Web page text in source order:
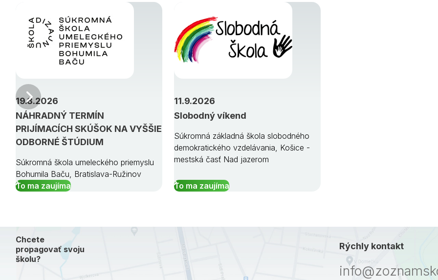
NÁHRADNÝ TERMÍN
PRIJÍMACÍCH SKÚŠOK NA VYŠŠIE
ODBORNÉ ŠTÚDIUM
19.8.2026
Súkromná škola umeleckého priemyslu
Bohumila Baču, Bratislava-Ružinov
To ma zaujíma
Slobodný víkend
11.9.2026
Súkromná základná škola slobodného
demokratického vzdelávania, Košice -
mestská časť Nad jazerom
To ma zaujíma
Predchádzajúci
Chcete
propagovať svoju
školu?
Rýchly kontakt